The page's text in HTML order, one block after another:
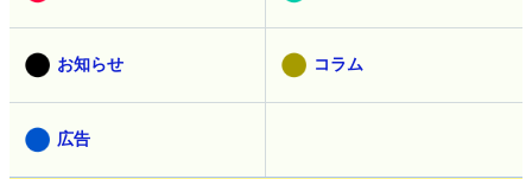
お知らせ コラム
広告